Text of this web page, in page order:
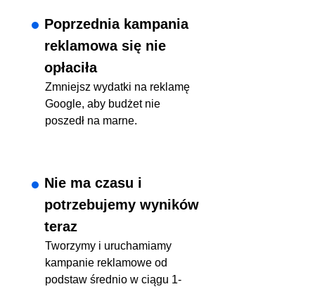
Poprzednia kampania
reklamowa się nie
opłaciła
Nie ma czasu i
potrzebujemy wyników
teraz
Zmniejsz wydatki na reklamę
Google, aby budżet nie
poszedł na marne.
Tworzymy i uruchamiamy
kampanie reklamowe od
podstaw średnio w ciągu 1-